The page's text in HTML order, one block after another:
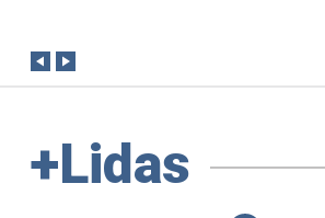
+Lidas